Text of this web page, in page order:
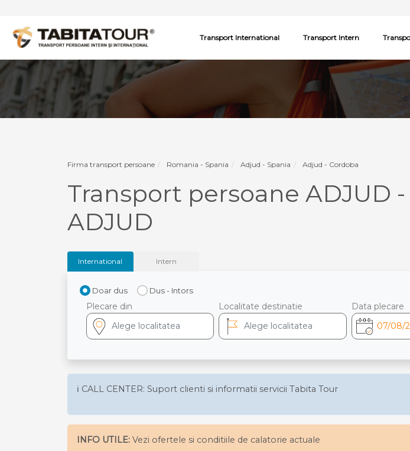
Transport International Transport Intern
Firma transport persoane Romania - Spania Adjud - Spania Adjud - Cordoba
Transport persoane ADJUD -
ADJUD
International Intern
Doar dus Dus - Intors
Plecare din Localitate destinatie Data plecare
ℹ️ CALL CENTER: Suport clienti si informatii servicii Tabita Tour
INFO UTILE: Vezi ofertele si conditiile de calatorie actuale